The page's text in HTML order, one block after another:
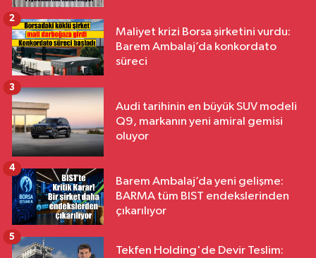
Maliyet krizi Borsa şirketini vurdu:
Barem Ambalaj’da konkordato
süreci
2
Audi tarihinin en büyük SUV modeli
Q9, markanın yeni amiral gemisi
oluyor
3
Barem Ambalaj’da yeni gelişme:
BARMA tüm BIST endekslerinden
çıkarılıyor
4
Tekfen Holding'de Devir Teslim:
5